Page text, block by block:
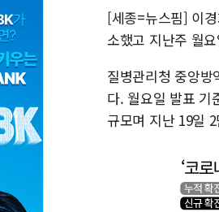
[세종=뉴스핌] 이
소했고 지난주 월
질병관리청 중앙
다. 월요일 발표 기
규모며 지난 19일